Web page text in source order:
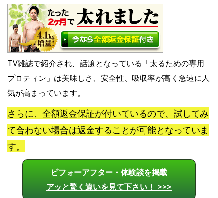
TV雑誌で紹介され、話題となっている「太るための専用
プロティン」は美味しさ、安全性、吸収率が高く急速に人
気が高まっています。
さらに、全額返金保証が付いているので、試してみ
て合わない場合は返金することが可能となっていま
す。
ビフォーアフター・体験談を掲載
アッと驚く違いを見て下さい！ >>>